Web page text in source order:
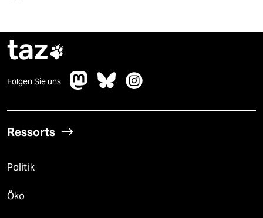
taz
Folgen Sie uns
Ressorts
Politik
Öko